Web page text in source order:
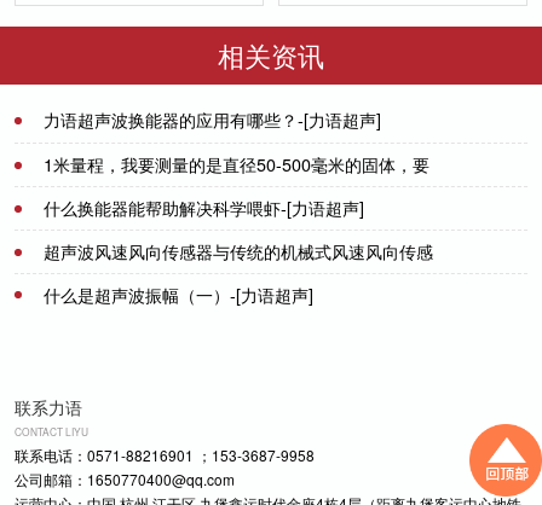
相关资讯
力语超声波换能器的应用有哪些？-[力语超声]
1米量程，我要测量的是直径50-500毫米的固体，要
求换能器最小的直径是50mm大小，选哪一种？
什么换能器能帮助解决科学喂虾-[力语超声]
超声波风速风向传感器与传统的机械式风速风向传感
器有什么优点-[力语超声]
什么是超声波振幅（一）-[力语超声]
联系力语
CONTACT LIYU
联系电话：0571-88216901 ；153-3687-9958
公司邮箱：1650770400@qq.com